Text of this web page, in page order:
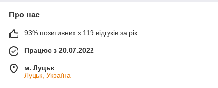
Про нас
93% позитивних з 119 відгуків за рік
Працює з 20.07.2022
м. Луцьк
Луцьк, Україна